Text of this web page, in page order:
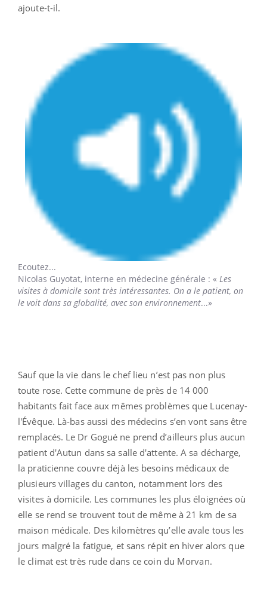
ajoute-t-il.
Ecoutez...
Nicolas Guyotat, interne en médecine générale : « Les
visites à domicile sont très intéressantes. On a le patient, on
le voit dans sa globalité, avec son environnement...»
Sauf que la vie dans le chef lieu n’est pas non plus
toute rose. Cette commune de près de 14 000
habitants fait face aux mêmes problèmes que Lucenay-
l'Évêque. Là-bas aussi des médecins s’en vont sans être
remplacés. Le Dr Gogué ne prend d’ailleurs plus aucun
patient d'Autun dans sa salle d'attente. A sa décharge,
la praticienne couvre déjà les besoins médicaux de
plusieurs villages du canton, notamment lors des
visites à domicile. Les communes les plus éloignées où
elle se rend se trouvent tout de même à 21 km de sa
maison médicale. Des kilomètres qu’elle avale tous les
jours malgré la fatigue, et sans répit en hiver alors que
le climat est très rude dans ce coin du Morvan.